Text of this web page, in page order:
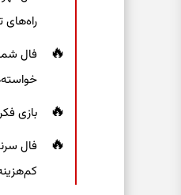
راه‌های
بازی فکری |